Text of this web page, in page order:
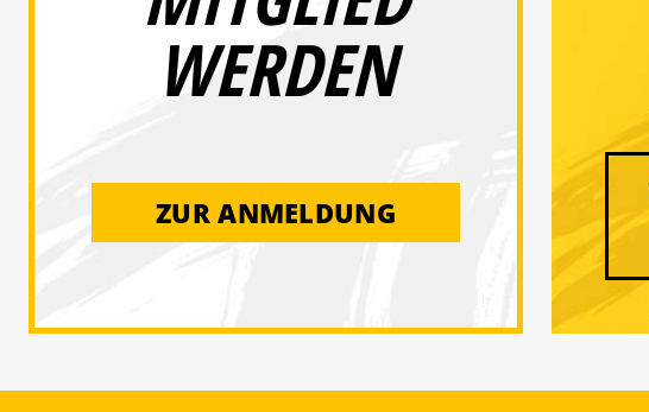
WERDEN
ZUR ANMELDUNG